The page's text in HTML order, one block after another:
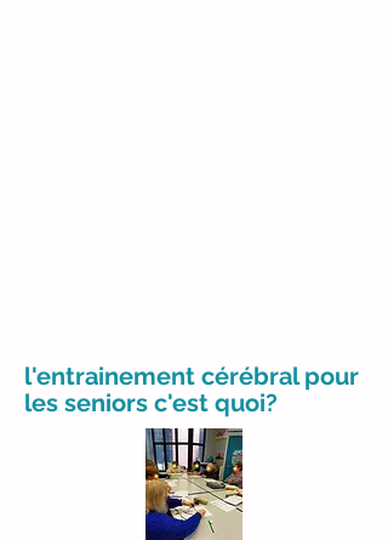
l'entrainement cérébral pour
les seniors c'est quoi?